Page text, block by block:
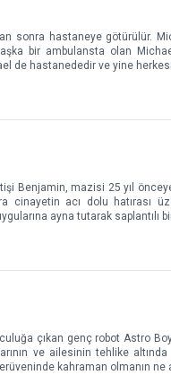
sonra hastaneye götürülür.
bir ambulansta olan
de hastanededir ve yine
Benjamin, mazisi 25 yıl
acı dolu hatırası
ayna tutarak saplantılı
çıkan genç robot Astro
ve ailesinin tehlike
kahraman olmanın